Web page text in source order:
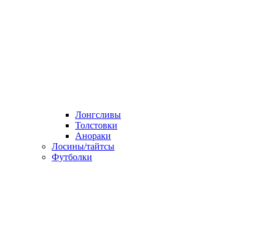
Лонгсливы
Толстовки
Анораки
Лосины/тайтсы
Футболки